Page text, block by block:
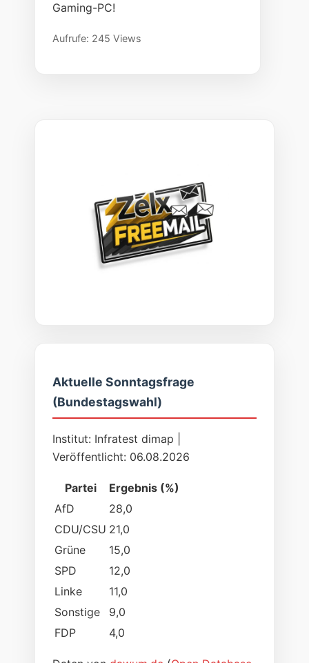
Gaming-PC!
Aufrufe: 245 Views
Aktuelle Sonntagsfrage
(Bundestagswahl)
Institut: Infratest dimap |
Veröffentlicht: 06.08.2026
Partei
Ergebnis (%)
AfD
28,0
CDU/CSU 21,0
Grüne
15,0
SPD
12,0
Linke
11,0
Sonstige
9,0
FDP
4,0